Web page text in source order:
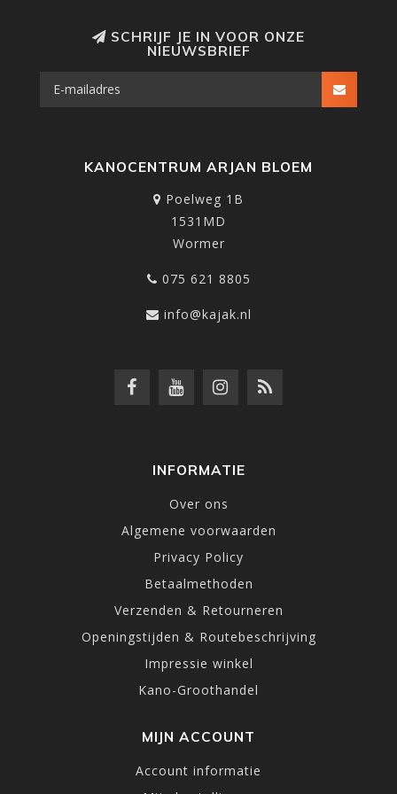
SCHRIJF JE IN VOOR ONZE
NIEUWSBRIEF
KANOCENTRUM ARJAN BLOEM
Poelweg 1B
1531MD
Wormer
075 621 8805
info@kajak.nl
INFORMATIE
Over ons
Algemene voorwaarden
Privacy Policy
Betaalmethoden
Verzenden & Retourneren
Openingstijden & Routebeschrijving
Impressie winkel
Kano-Groothandel
MIJN ACCOUNT
Account informatie